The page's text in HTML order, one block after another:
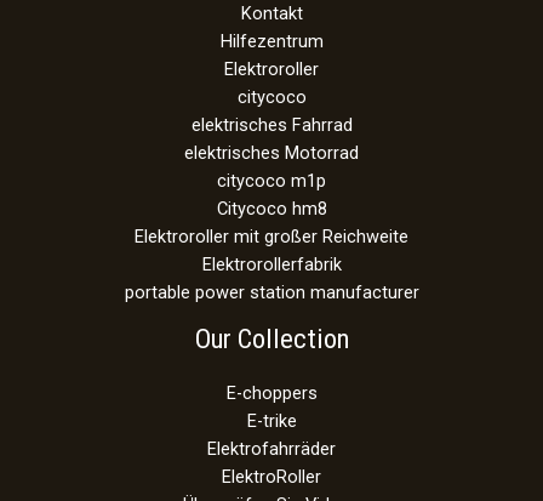
Kontakt
Hilfezentrum
Elektroroller
citycoco
elektrisches Fahrrad
elektrisches Motorrad
citycoco m1p
Citycoco hm8
Elektroroller mit großer Reichweite
Elektrorollerfabrik
portable power station manufacturer
Our Collection
E-choppers
E-trike
Elektrofahrräder
ElektroRoller